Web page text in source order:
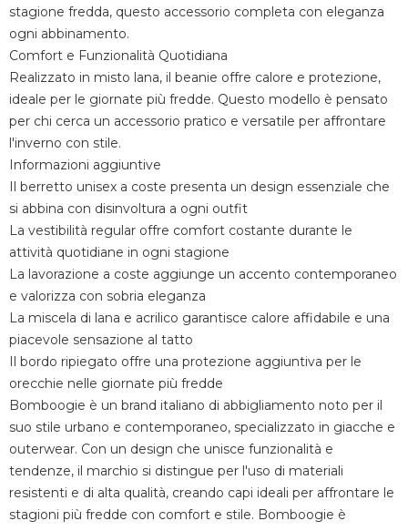
stagione fredda, questo accessorio completa con eleganza
ogni abbinamento.
Comfort e Funzionalità Quotidiana
Realizzato in misto lana, il beanie offre calore e protezione,
ideale per le giornate più fredde. Questo modello è pensato
per chi cerca un accessorio pratico e versatile per affrontare
l'inverno con stile.
Informazioni aggiuntive
Il berretto unisex a coste presenta un design essenziale che
si abbina con disinvoltura a ogni outfit
La vestibilità regular offre comfort costante durante le
attività quotidiane in ogni stagione
La lavorazione a coste aggiunge un accento contemporaneo
e valorizza con sobria eleganza
La miscela di lana e acrilico garantisce calore affidabile e una
piacevole sensazione al tatto
Il bordo ripiegato offre una protezione aggiuntiva per le
orecchie nelle giornate più fredde
Bomboogie è un brand italiano di abbigliamento noto per il
suo stile urbano e contemporaneo, specializzato in giacche e
outerwear. Con un design che unisce funzionalità e
tendenze, il marchio si distingue per l'uso di materiali
resistenti e di alta qualità, creando capi ideali per affrontare le
stagioni più fredde con comfort e stile. Bomboogie è